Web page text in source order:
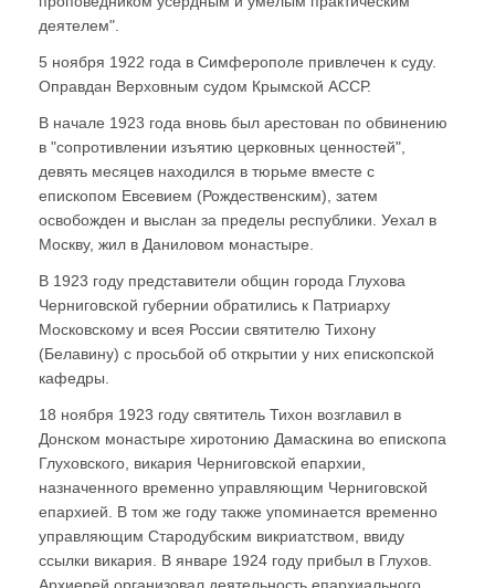
деятелем".
5 ноября 1922 года в Симферополе привлечен к суду.
Оправдан Верховным судом Крымской АССР.
В начале 1923 года вновь был арестован по обвинению
в "сопротивлении изъятию церковных ценностей",
девять месяцев находился в тюрьме вместе с
епископом Евсевием (Рождественским), затем
освобожден и выслан за пределы республики. Уехал в
Москву, жил в Даниловом монастыре.
В 1923 году представители общин города Глухова
Черниговской губернии обратились к Патриарху
Московскому и всея России святителю Тихону
(Белавину) с просьбой об открытии у них епископской
кафедры.
18 ноября 1923 году святитель Тихон возглавил в
Донском монастыре хиротонию Дамаскина во епископа
Глуховского, викария Черниговской епархии,
назначенного временно управляющим Черниговской
епархией. В том же году также упоминается временно
управляющим Стародубским викриатством, ввиду
ссылки викария. В январе 1924 году прибыл в Глухов.
Архиерей организовал деятельность епархиального